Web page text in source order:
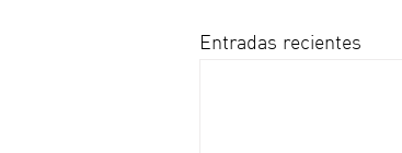
Entradas recientes